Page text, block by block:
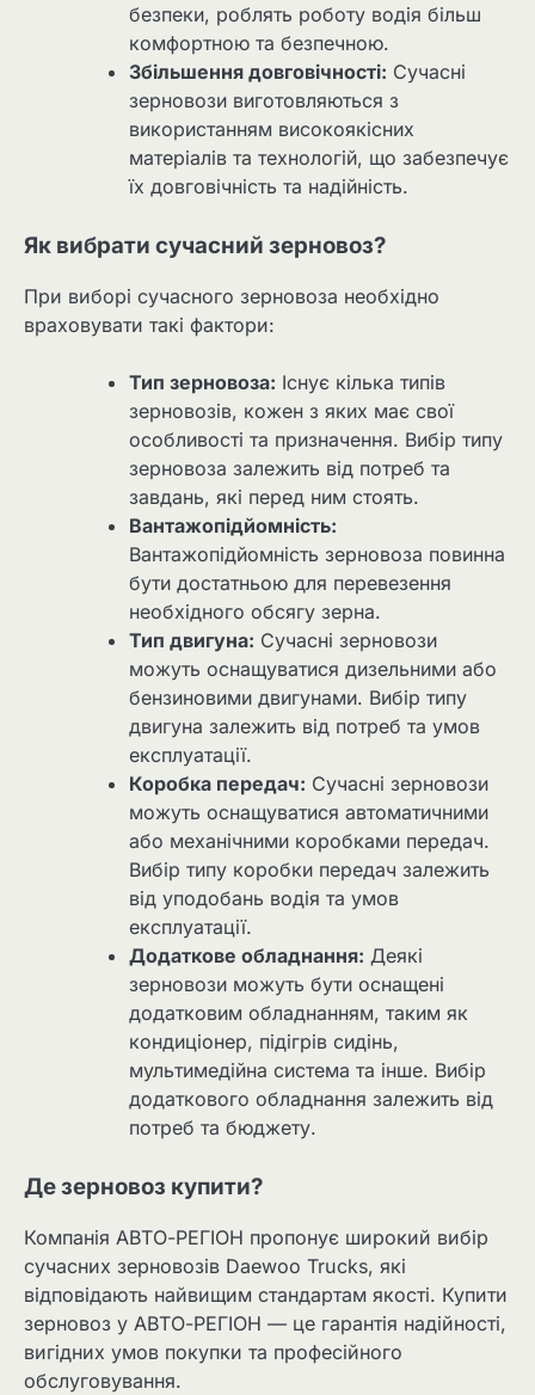
безпеки, роблять роботу водія більш
комфортною та безпечною.
Збільшення довговічності: Сучасні
зерновози виготовляються з
використанням високоякісних
матеріалів та технологій, що забезпечує
їх довговічність та надійність.
Як вибрати сучасний зерновоз?
При виборі сучасного зерновоза необхідно
враховувати такі фактори:
Тип зерновоза: Існує кілька типів
зерновозів, кожен з яких має свої
особливості та призначення. Вибір типу
зерновоза залежить від потреб та
завдань, які перед ним стоять.
Вантажопідйомність:
Вантажопідйомність зерновоза повинна
бути достатньою для перевезення
необхідного обсягу зерна.
Тип двигуна: Сучасні зерновози
можуть оснащуватися дизельними або
бензиновими двигунами. Вибір типу
двигуна залежить від потреб та умов
експлуатації.
Коробка передач: Сучасні зерновози
можуть оснащуватися автоматичними
або механічними коробками передач.
Вибір типу коробки передач залежить
від уподобань водія та умов
експлуатації.
Додаткове обладнання: Деякі
зерновози можуть бути оснащені
додатковим обладнанням, таким як
кондиціонер, підігрів сидінь,
мультимедійна система та інше. Вибір
додаткового обладнання залежить від
потреб та бюджету.
Де зерновоз купити?
Компанія АВТО-РЕГІОН пропонує широкий вибір
сучасних зерновозів Daewoo Trucks, які
відповідають найвищим стандартам якості. Купити
зерновоз у АВТО-РЕГІОН — це гарантія надійності,
вигідних умов покупки та професійного
обслуговування.